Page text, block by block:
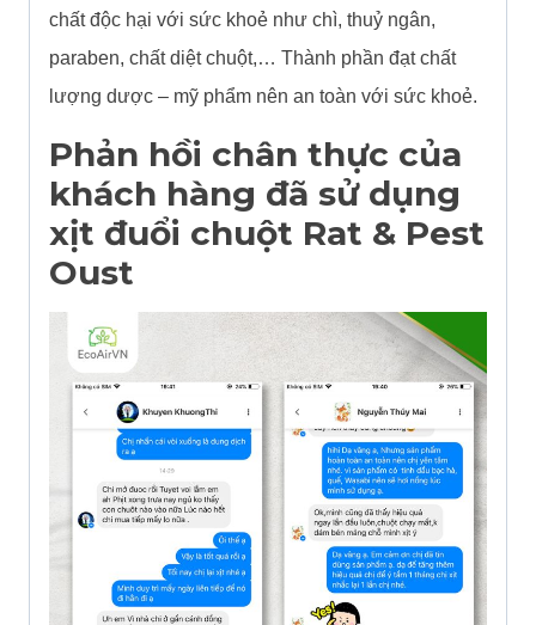
chất độc hại với sức khoẻ như chì, thuỷ ngân,
paraben, chất diệt chuột,… Thành phần đạt chất
lượng dược – mỹ phẩm nên an toàn với sức khoẻ.
Phản hồi chân thực của
khách hàng đã sử dụng
xịt đuổi chuột Rat & Pest
Oust